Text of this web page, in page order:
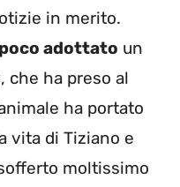
in merito.
adottato un
che ha preso al
ha portato
vita di Tiziano e
moltissimo